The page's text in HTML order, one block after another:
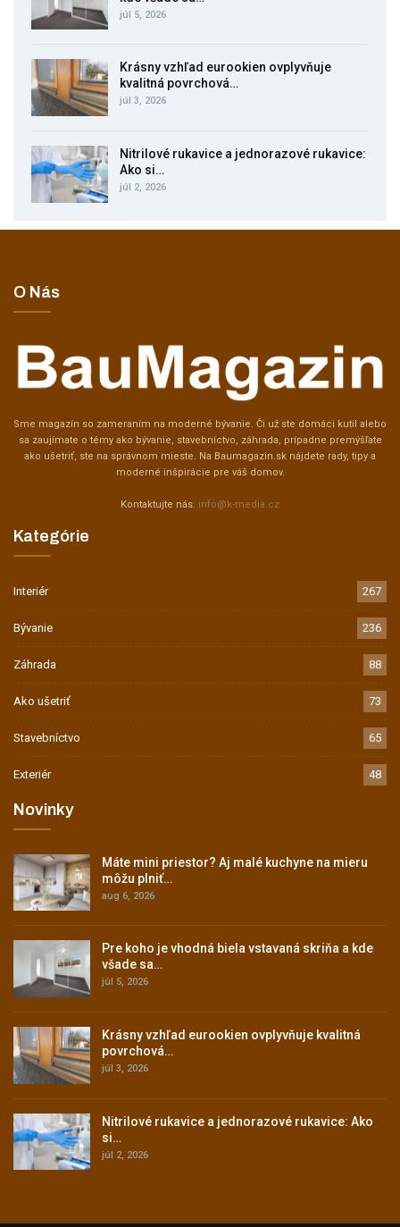
júl 5, 2026
Krásny vzhľad eurookien ovplyvňuje
kvalitná povrchová…
júl 3, 2026
Nitrilové rukavice a jednorazové rukavice:
Ako si…
júl 2, 2026
O Nás
Sme magazín so zameraním na moderné bývanie. Či už ste domáci kutil alebo
sa zaujímate o témy ako bývanie, stavebníctvo, záhrada, prípadne premýšľate
ako ušetriť, ste na správnom mieste. Na Baumagazin.sk nájdete rady, tipy a
moderné inšpirácie pre váš domov.
Kontaktujte nás: info@k-media.cz
Kategórie
Interiér 267
Bývanie 236
Záhrada 88
Ako ušetriť 73
Stavebníctvo 65
Exteriér 48
Novinky
Máte mini priestor? Aj malé kuchyne na mieru
môžu plniť…
aug 6, 2026
Pre koho je vhodná biela vstavaná skriňa a kde
všade sa…
júl 5, 2026
Krásny vzhľad eurookien ovplyvňuje kvalitná
povrchová…
júl 3, 2026
Nitrilové rukavice a jednorazové rukavice: Ako
si…
júl 2, 2026